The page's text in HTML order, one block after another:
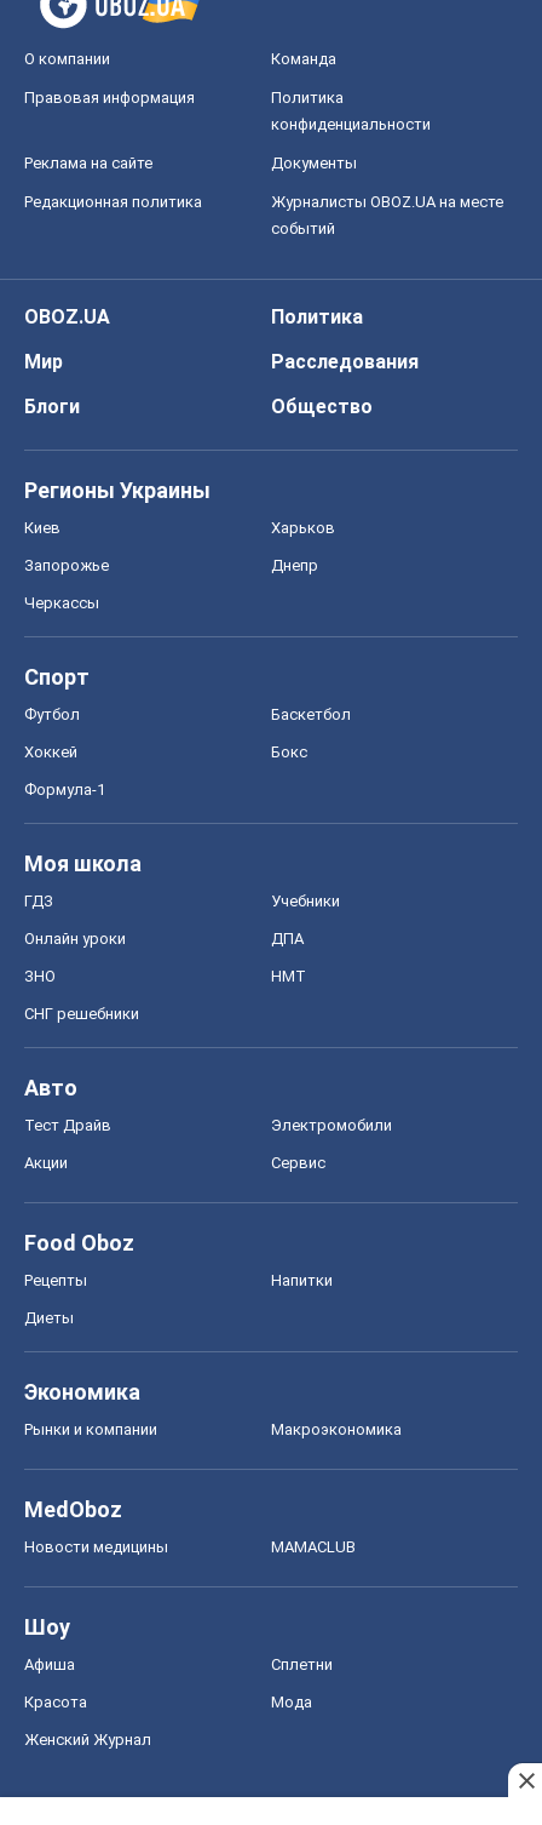
О компании Команда
Правовая информация
Политика
конфиденциальности
Реклама на сайте Документы
Редакционная политика
Журналисты OBOZ.UA на месте
событий
OBOZ.UA
Политика
Мир
Расследования
Блоги
Общество
Регионы Украины
Киев Харьков
Запорожье Днепр
Черкассы
Спорт
Футбол Баскетбол
Хоккей Бокс
Формула-1
Моя школа
ГДЗ Учебники
Онлайн уроки ДПА
ЗНО НМТ
СНГ решебники
Авто
Тест Драйв Электромобили
Акции Сервис
Food Oboz
Рецепты Напитки
Диеты
Экономика
Рынки и компании Mакроэкономика
MedOboz
Новости медицины MAMACLUB
Шоу
Афиша Сплетни
Красота Мода
Женский Журнал